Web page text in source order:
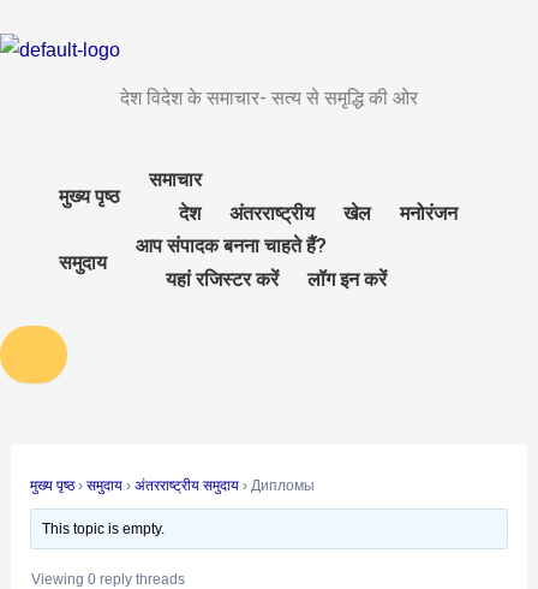
to
देश विदेश के समाचार- सत्य से समृद्धि की ओर
मुख्य पृष्ठ
समाचार
देश
अंतरराष्ट्रीय खेल मनोरंजन
समुदाय
आप संपादक बनना चाहते हैं?
यहां रजिस्टर करें
लॉग इन करें
मुख्य पृष्ठ › समुदाय › अंतरराष्ट्रीय समुदाय › Дипломы
This topic is empty.
Viewing 0 reply threads
navigation